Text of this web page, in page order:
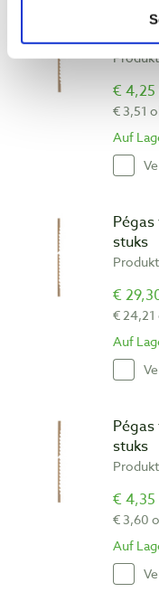
stuks
€
€ 3,51
Auf
stuks
€
€
Auf
stuks
€
€ 3,60
Auf